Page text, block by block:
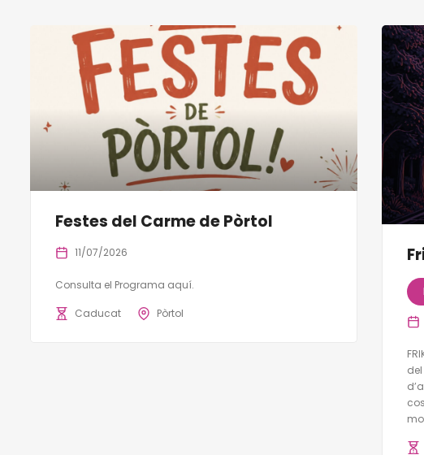
Festes del Carme de Pòrtol
11/07/2026
Consulta el Programa aquí.
Caducat Pòrtol